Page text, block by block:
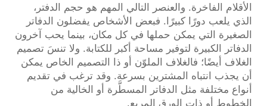
الأقلام الفاخرة. والعنصر التالي المهم هو حجم الدفتر،
الذي يلعب دورًا كبيرًا. فبعض الأشخاص يفضلون الدفاتر
الصغيرة التي يمكن حملها في كل مكان، بينما يحب آخرون
الدفاتر الكبيرة لتوفير مساحة أكبر للكتابة. ولا تنسَ تصميم
الغلاف أيضًا؛ فالغلاف الملوّن أو ذا التصميم الخاص يمكن
أن يجذب انتباه المشترين بسرعة. وقد ترغب في تقديم
أنواع مختلفة مثل الدفاتر المسطَّرة أو الخالية من
الخطوط أو ذات الورق المربع.